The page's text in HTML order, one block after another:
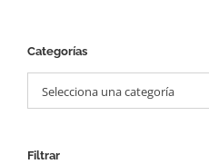
Categorías
Selecciona una categoría
Filtrar